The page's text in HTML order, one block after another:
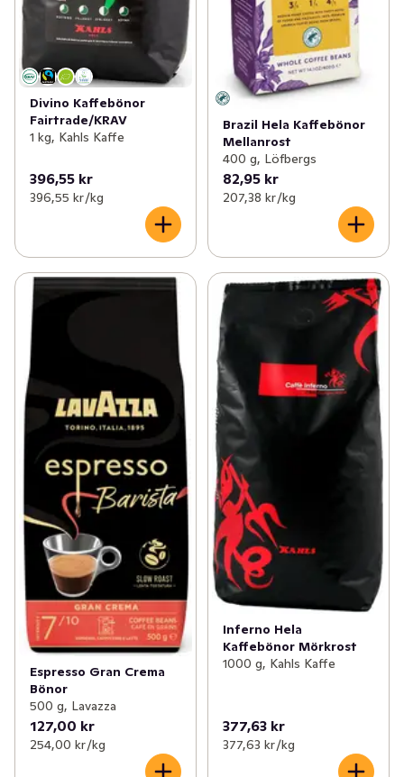
Divino Kaffebönor
Fairtrade/KRAV
1 kg, Kahls Kaffe
396,55 kr
396,55 kr /kg
Brazil Hela Kaffebönor
Mellanrost
400 g, Löfbergs
82,95 kr
207,38 kr /kg
Espresso Gran Crema
Bönor
500 g, Lavazza
127,00 kr
254,00 kr /kg
Inferno Hela
Kaffebönor Mörkrost
1000 g, Kahls Kaffe
377,63 kr
377,63 kr /kg